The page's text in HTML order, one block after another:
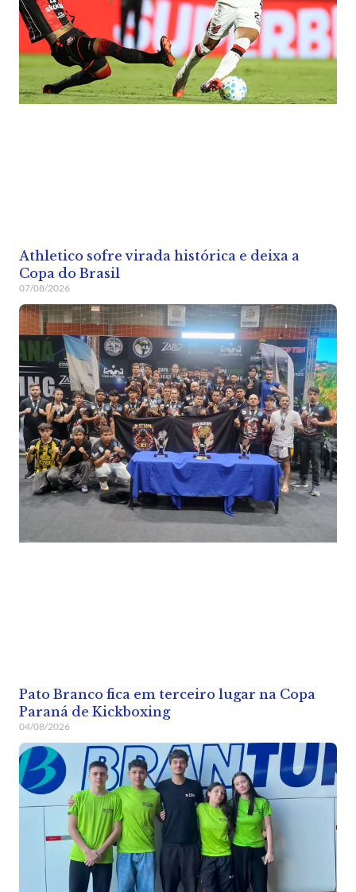
Athletico sofre virada histórica e deixa a
Copa do Brasil
07/08/2026
Pato Branco fica em terceiro lugar na Copa
Paraná de Kickboxing
04/08/2026